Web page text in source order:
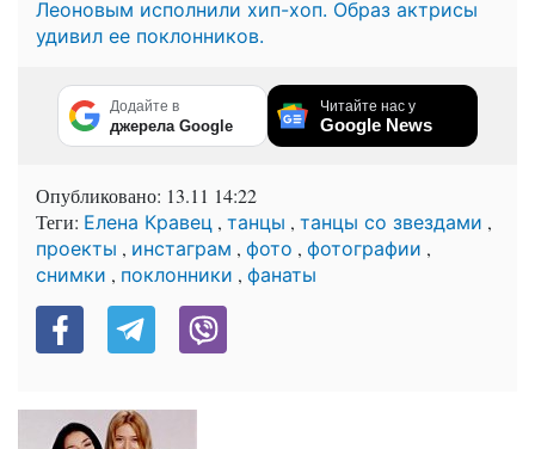
Леоновым исполнили хип-хоп. Образ актрисы
удивил ее поклонников.
Додайте в
джерела Google
Читайте нас у
Google News
Опубликовано: 13.11 14:22
Теги: Елена Кравец , танцы , танцы со звездами ,
проекты , инстаграм , фото , фотографии ,
снимки , поклонники , фанаты